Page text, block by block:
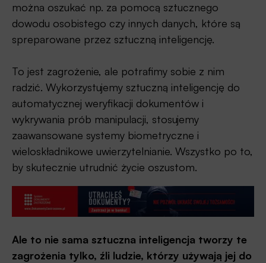
można oszukać np. za pomocą sztucznego
dowodu osobistego czy innych danych, które są
spreparowane przez sztuczną inteligencję.
To jest zagrożenie, ale potrafimy sobie z nim
radzić. Wykorzystujemy sztuczną inteligencję do
automatycznej weryfikacji dokumentów i
wykrywania prób manipulacji, stosujemy
zaawansowane systemy biometryczne i
wieloskładnikowe uwierzytelnianie. Wszystko po to,
by skutecznie utrudnić życie oszustom.
Ale to nie sama sztuczna inteligencja tworzy te
zagrożenia tylko, źli ludzie, którzy używają jej do